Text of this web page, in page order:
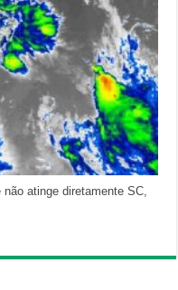
atinge diretamente SC,